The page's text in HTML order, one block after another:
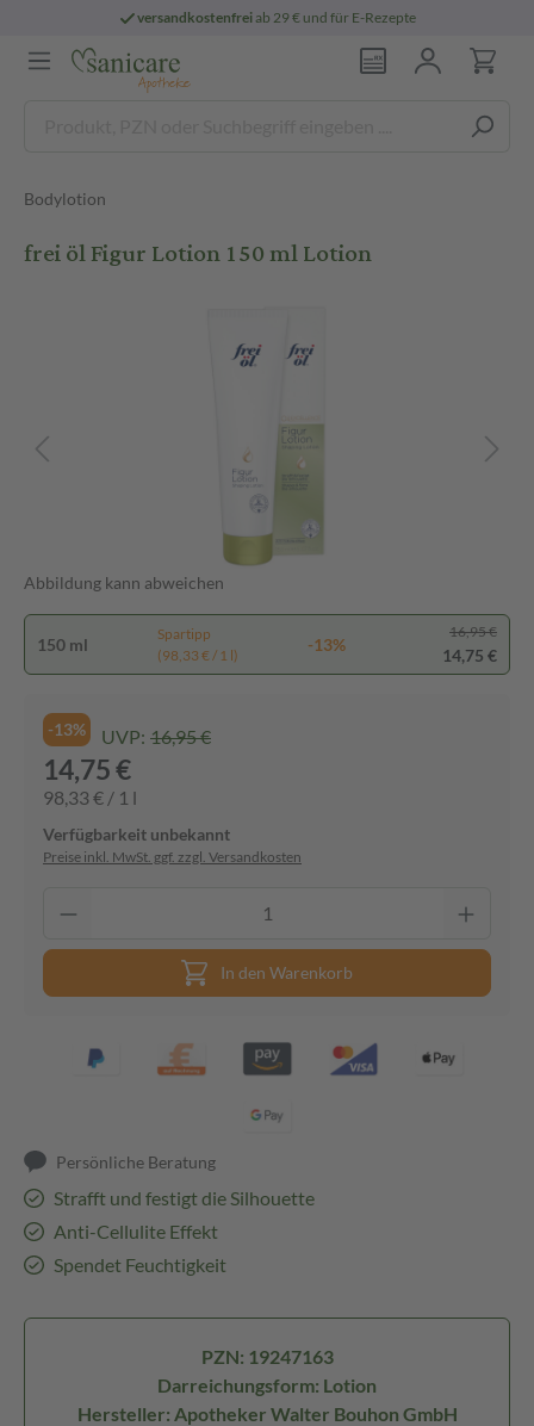
versandkostenfreiab 29 € und für E-Rezepte
Bodylotion
frei öl Figur Lotion 150 ml Lotion
Abbildung kann abweichen
150 ml
Spartipp
(98,33 € / 1 l)
-13%
16,95 €
14,75 €
-13% UVP: 16,95 €
14,75 €
98,33 € / 1 l
Verfügbarkeit unbekannt
Preise inkl. MwSt. ggf. zzgl. Versandkosten
In den Warenkorb
Persönliche Beratung
Strafft und festigt die Silhouette
Anti-Cellulite Effekt
Spendet Feuchtigkeit
PZN: 19247163
Darreichungsform: Lotion
Hersteller: Apotheker Walter Bouhon GmbH